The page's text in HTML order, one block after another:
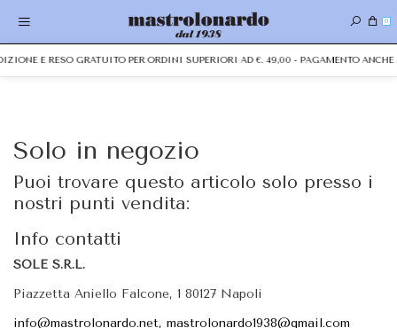
0
E RESO GRATUITO PER ORDINI SUPERIORI AD €. 49,00 - PAGAMENTO ANCHE
Solo in negozio
Puoi trovare questo articolo solo presso i
nostri punti vendita:
Info contatti
SOLE S.R.L.
Piazzetta Aniello Falcone, 1 80127 Napoli
info@mastrolonardo.net, mastrolonardo1938@gmail.com